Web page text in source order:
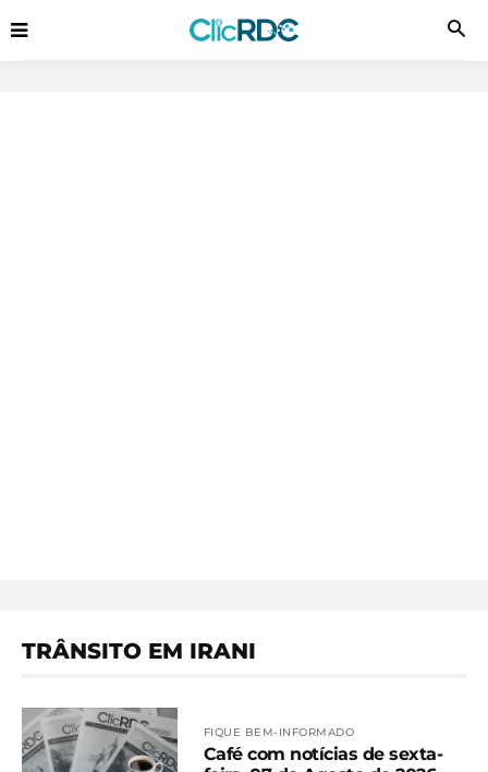
TRÂNSITO EM IRANI
FIQUE BEM-INFORMADO
Café com notícias de sexta-